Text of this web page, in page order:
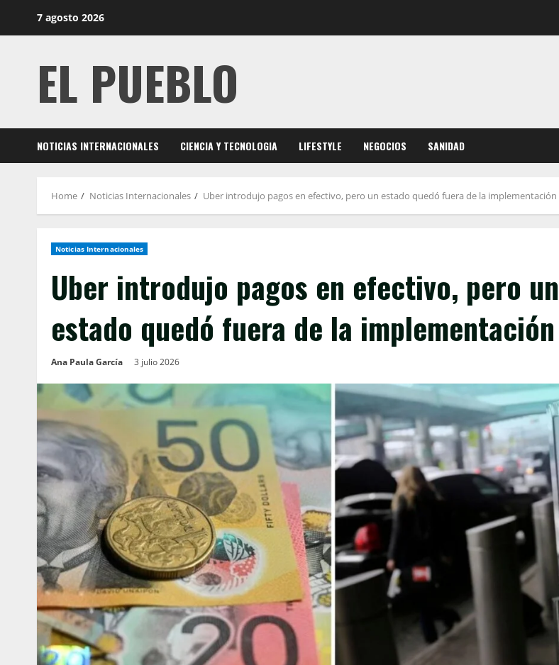
7 agosto 2026
EL PUEBLO
NOTICIAS INTERNACIONALES CIENCIA Y TECNOLOGIA LIFESTYLE NEGOCIOS SANIDAD
Home Noticias Internacionales Uber introdujo pagos en efectivo, pero un estado quedó fuera de la implementación
Noticias Internacionales
Uber introdujo pagos en efectivo, pero un
estado quedó fuera de la implementación
Ana Paula García 3 julio 2026